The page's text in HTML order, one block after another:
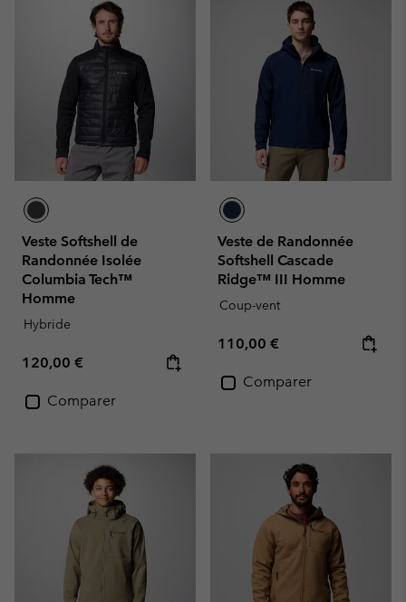
Veste Softshell de
Randonnée Isolée
Columbia Tech™
Homme
Hybride
Regular price:
120,00 €
Comparer
Veste de Randonnée
Softshell Cascade
Ridge™ III Homme
Coup-vent
Regular price:
110,00 €
Comparer